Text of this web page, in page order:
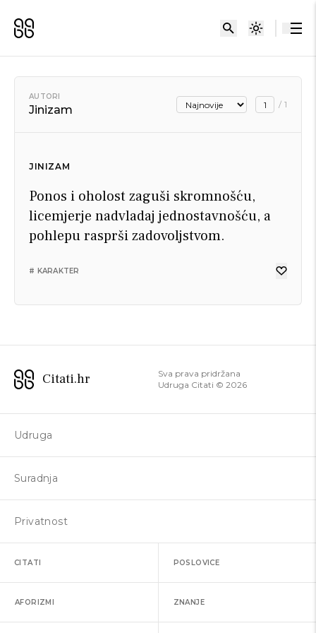
AUTORI
Jinizam / 1
JINIZAM
Ponos i oholost zaguši skromnošću,
licemjerje nadvladaj jednostavnošću, a
pohlepu rasprši zadovoljstvom.
# KARAKTER
Citati.hr
Sva prava pridržana
Udruga Citati © 2026
Udruga
Suradnja
Privatnost
CITATI POSLOVICE
AFORIZMI ZNANJE